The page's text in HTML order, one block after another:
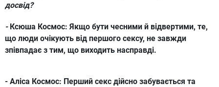
досвід?
-Ксюша Космос: Якщо бути чесними й відвертими, те,
що люди очікують від першого сексу, не завжди
зпівпадає з тим, що виходить насправді.
- Аліса Космос: Перший секс дійсно забувається та